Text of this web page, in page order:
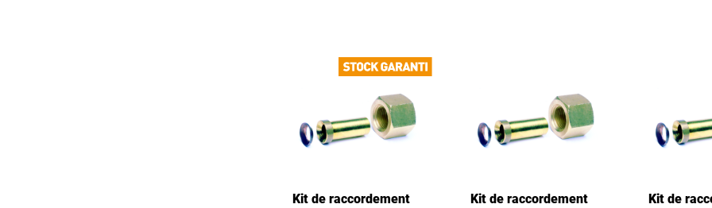
Kit de raccordement
Kit de raccordement
Kit de